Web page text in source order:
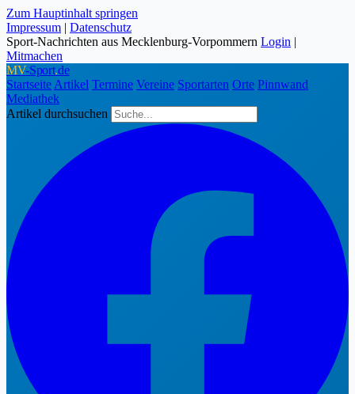
Zum Hauptinhalt springen
Impressum | Datenschutz
Sport-Nachrichten aus Mecklenburg-Vorpommern Login |
Mitmachen
MV-Sport.de
Startseite Artikel Termine Vereine Sportarten Orte Pinnwand
Mediathek
Artikel durchsuchen